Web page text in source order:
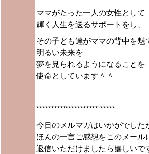
ママがたった一人の女性として
輝く人生を送るサポートをし、
その子ども達がママの背中を魅
明るい未来を
夢を見られるようになることを
使命としています＾＾
***************************
今日のメルマガはいかがでした
ほんの一言ご感想をこのメール
返信いただけましたら嬉しいで